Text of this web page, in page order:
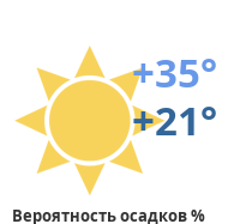
+35°
+21°
Вероятность осадков %